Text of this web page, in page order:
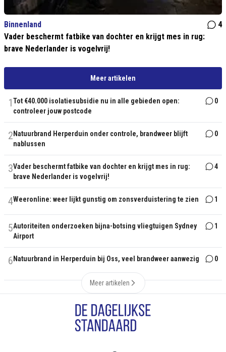
Binnenland
4
Vader beschermt fatbike van dochter en krijgt mes in rug:
brave Nederlander is vogelvrij!
Meer artikelen
1Tot €40.000 isolatiesubsidie nu in alle gebieden open:
controleer jouw postcode
0
2 Natuurbrand Herperduin onder controle, brandweer blijft
nablussen
0
3Vader beschermt fatbike van dochter en krijgt mes in rug:
brave Nederlander is vogelvrij!
4
4Weeronline: weer lijkt gunstig om zonsverduistering te zien 1
5Autoriteiten onderzoeken bijna-botsing vliegtuigen Sydney
Airport
1
6 Natuurbrand in Herperduin bij Oss, veel brandweer aanwezig 0
Meer artikelen